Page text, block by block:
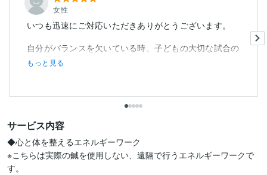
女性
いつも迅速にご対応いただきありがとうございます。
自分がバランスを欠いている時、子どもの大切な試合の
前、風邪をひきそう...
もっと見る
サービス内容
◆心と体を整えるエネルギーワーク
※こちらは実際の鍼を使用しない、遠隔で行うエネルギーワークで
す。